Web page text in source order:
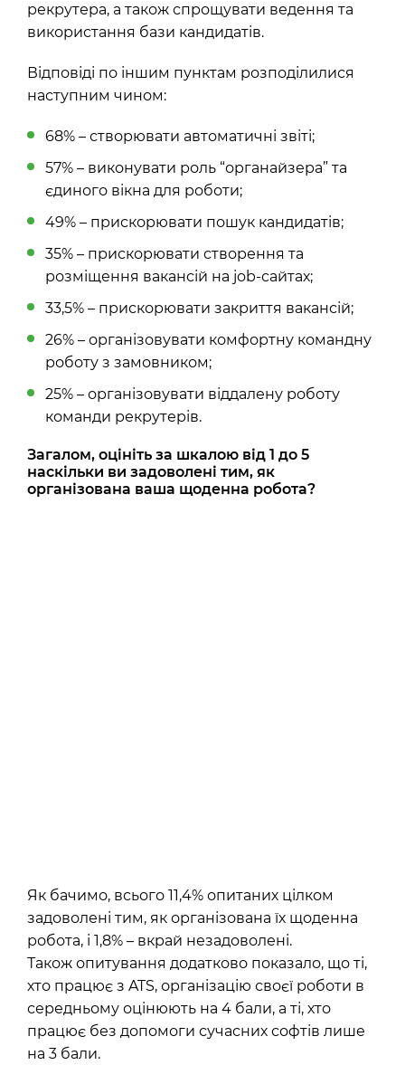
рекрутера, а також спрощувати ведення та
використання бази кандидатів.
Відповіді по іншим пунктам розподілилися
наступним чином:
68% – створювати автоматичні звіті;
57% – виконувати роль “органайзера” та
єдиного вікна для роботи;
49% – прискорювати пошук кандидатів;
35% – прискорювати створення та
розміщення вакансій на job-сайтах;
33,5% – прискорювати закриття вакансій;
26% – організовувати комфортну командну
роботу з замовником;
25% – організовувати віддалену роботу
команди рекрутерів.
Загалом, оцініть за шкалою від 1 до 5
наскільки ви задоволені тим, як
організована ваша щоденна робота?
Як бачимо, всього 11,4% опитаних цілком
задоволені тим, як організована їх щоденна
робота, і 1,8% – вкрай незадоволені.
Також опитування додатково показало, що ті,
хто працює з ATS, організацію своєї роботи в
середньому оцінюють на 4 бали, а ті, хто
працює без допомоги сучасних софтів лише
на 3 бали.